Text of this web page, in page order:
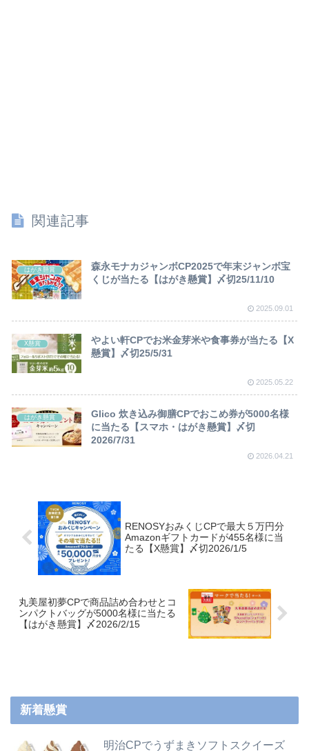
関連記事
はがき懸賞
森永モナカジャンボCP2025で年末ジャンボ宝
くじが当たる【はがき懸賞】〆切25/11/10
2025.09.01
X懸賞
やよい軒CPでお米金芽米や食事券が当たる【X
懸賞】〆切25/5/31
2025.05.22
はがき懸賞
Glico 炊き込み御膳CPでおこめ券が5000名様
に当たる【スマホ・はがき懸賞】〆切
2026/7/31
2026.04.21
RENOSYおみくじCPで最大５万円分
Amazonギフトカードが455名様に当
たる【X懸賞】〆切2026/1/5
丸美屋初夢CPで商品詰め合わせとコ
ンパクトバッグが5000名様に当たる
【はがき懸賞】〆2026/2/15
新着懸賞
明治CPでうずまきソフトスクイーズ